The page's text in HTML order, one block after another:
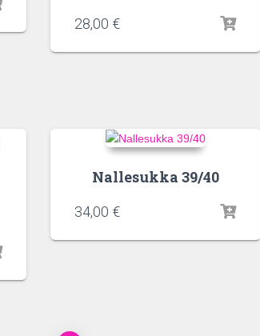
28,00 €
Nallesukka 39/40
34,00 €